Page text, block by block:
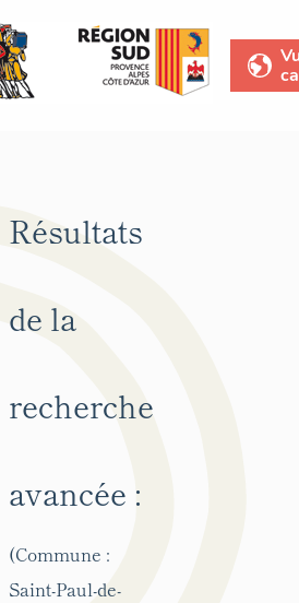
Résultats
de la
recherche
avancée :
(Commune :
Saint-Paul-de-